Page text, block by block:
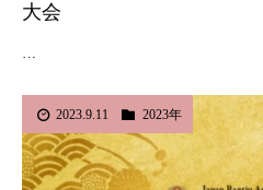
大会
…
2023.9.11 2023年